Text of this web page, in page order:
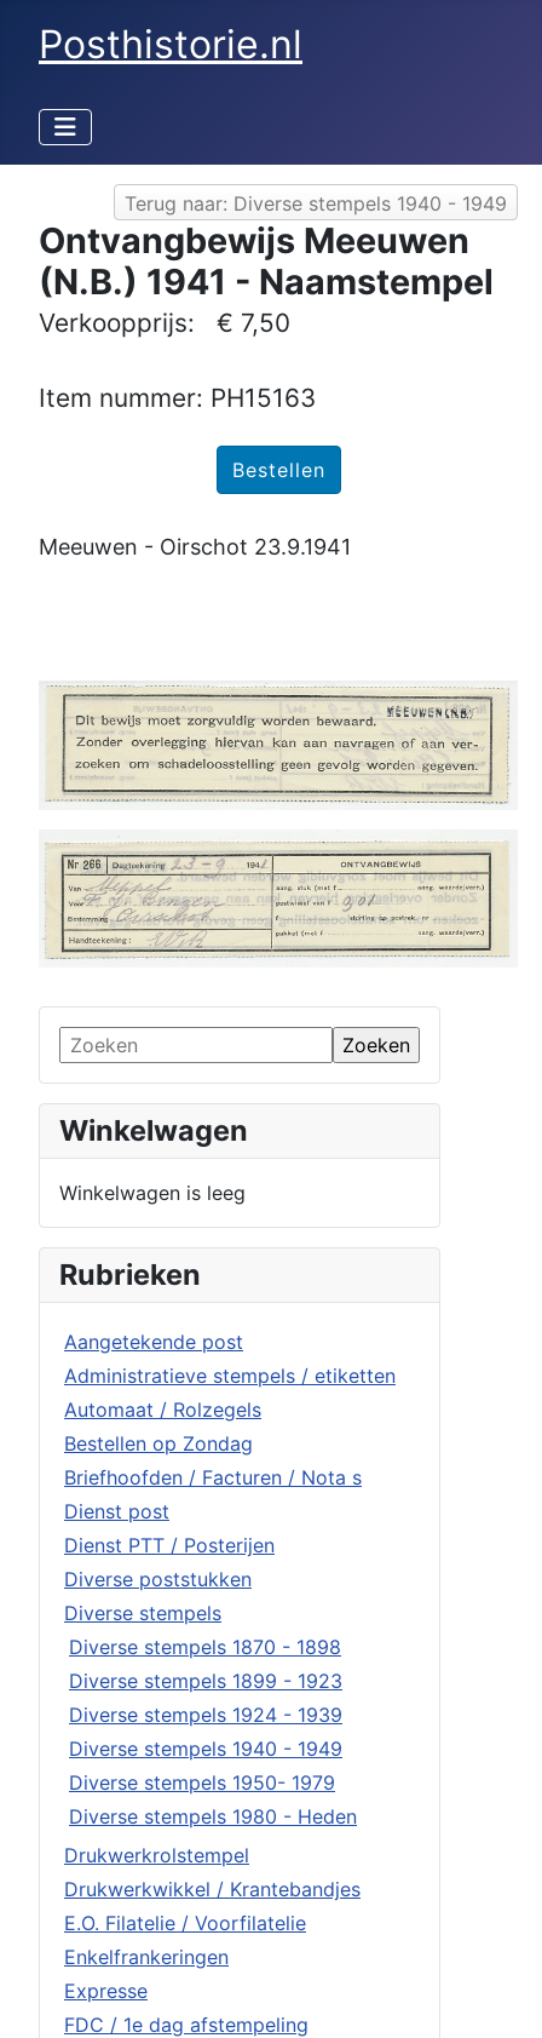
Posthistorie.nl
Winkelwagen
Winkelwagen is leeg
Rubrieken
Aangetekende post
Administratieve stempels / etiketten
Automaat / Rolzegels
Bestellen op Zondag
Briefhoofden / Facturen / Nota s
Dienst post
Dienst PTT / Posterijen
Diverse poststukken
Diverse stempels
Diverse stempels 1870 - 1898
Diverse stempels 1899 - 1923
Diverse stempels 1924 - 1939
Diverse stempels 1940 - 1949
Diverse stempels 1950- 1979
Diverse stempels 1980 - Heden
Drukwerkrolstempel
Drukwerkwikkel / Krantebandjes
E.O. Filatelie / Voorfilatelie
Enkelfrankeringen
Expresse
FDC / 1e dag afstempeling
Terug naar: Diverse stempels 1940 - 1949
Ontvangbewijs Meeuwen
(N.B.) 1941 - Naamstempel
Verkoopprijs: € 7,50
Item nummer: PH15163
Meeuwen - Oirschot 23.9.1941